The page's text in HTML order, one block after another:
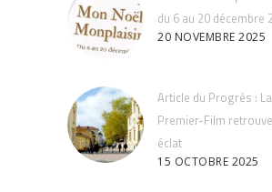
du 6 au 20 décembre
20 NOVEMBRE 2025
Article du Progrès :
Premier-Film
éclat
15 OCTOBRE 2025